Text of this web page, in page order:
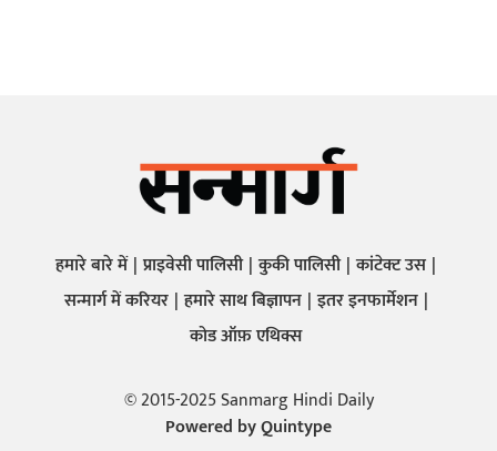
हमारे बारे में प्राइवेसी पालिसी कुकी पालिसी कांटेक्ट उस
सन्मार्ग में करियर हमारे साथ बिज्ञापन इतर इनफार्मेशन
कोड ऑफ़ एथिक्स
© 2015-2025 Sanmarg Hindi Daily
Powered byQuintype